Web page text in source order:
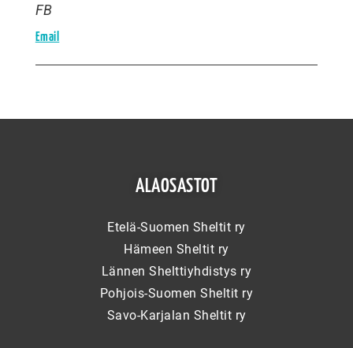
FB
Email
ALAOSASTOT
Etelä-Suomen Sheltit ry
Hämeen Sheltit ry
Lännen Shelttiyhdistys ry
Pohjois-Suomen Sheltit ry
Savo-Karjalan Sheltit ry